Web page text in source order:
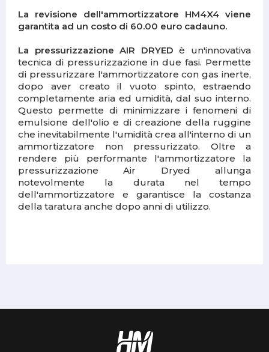
La revisione dell'ammortizzatore HM4X4 viene
garantita ad un costo di 60.00 euro cadauno.
La pressurizzazione AIR DRYED è un'innovativa
tecnica di pressurizzazione in due fasi. Permette
di pressurizzare l'ammortizzatore con gas inerte,
dopo aver creato il vuoto spinto, estraendo
completamente aria ed umidità, dal suo interno.
Questo permette di minimizzare i fenomeni di
emulsione dell'olio e di creazione della ruggine
che inevitabilmente l'umidità crea all'interno di un
ammortizzatore non pressurizzato. Oltre a
rendere più performante l'ammortizzatore la
pressurizzazione Air Dryed allunga
notevolmente la durata nel tempo
dell'ammortizzatore e garantisce la costanza
della taratura anche dopo anni di utilizzo.